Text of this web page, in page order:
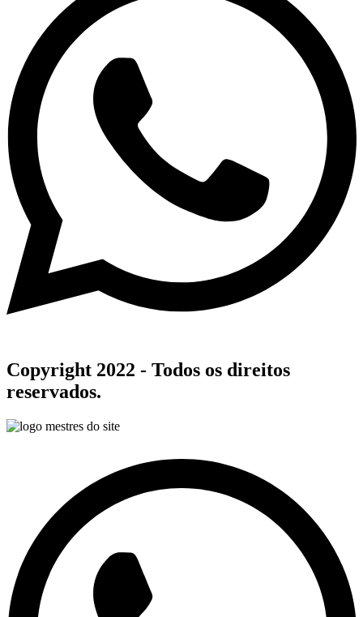
Copyright 2022 - Todos os direitos
reservados.